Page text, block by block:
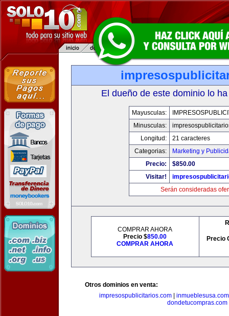
El dueño de este dominio lo
Mayusculas:
Minusculas:
Longitud:
21 caracteres
Categorias:
Marketing y
Precio:
$850.00
Visitar!
Serán consideradas
COMPRAR AHORA
Precio $850.00
COMPRAR AHORA
Precio
Otros dominios en venta:
impresospublicitarios.com
inmueblesusa.com
dondetucompras.com